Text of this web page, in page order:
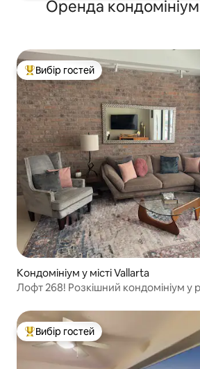
Оренда
Топ вибір гостей
Вибір гостей
Кондомініум у місті Vallarta
Лофт 268! Розкішний кондомініум у
Топ вибір гостей
Вибір гостей